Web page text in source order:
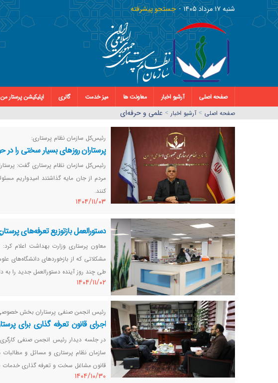
شنبه ١٧ مرداد ١٤٠٥ جستجو پیشرفته
صفحه اصلی آرشیو اخبار معاونت ها میز خدمت گالری اپلیکیشن پرستار من
صفحه اصلي > آرشیو اخبار > علمی و حرفه‌ای
رئیس‌کل سازمان نظام پرستاری:
پرستاران روزهای بسیار سختی را در
رئیس‌کل سازمان نظام پرستاری گفت:
مردم از جان مایه گذاشتند امیدواریم
کنند.
١٤٠٤/١١/٠٣
دستورالعمل بازتوزیع تعرفه‌های
معاون پرستاری وزارت بهداشت اعلام
مشکلاتی که از بازخوردهای دانشگاه‌های
طی چند روز آینده دستورالعمل جدید را به
١٤٠٤/١١/٠٢
رئیس انجمن صنفی پرستاران بخش خصوصی
اجرای قانون تعرفه گذاری برای
شغل سخت نمی‌داند
در جلسه دیدار رئیس انجمن صنفی کارگری
سازمان نظام پرستاری و مسائل و
قانون مشاغل سخت و تعرفه گذاری خدمات
١٤٠٤/١٠/٣٠